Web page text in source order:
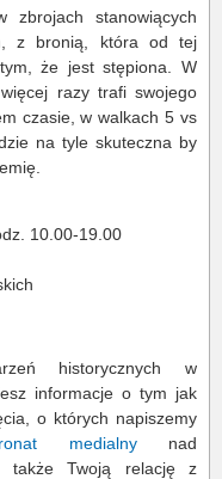
zbrojach stanowiących
z bronią, która od tej
że jest stępiona. W
razy trafi swojego
czasie, w walkach 5 vs
na tyle skuteczna by
10.00-19.00
historycznych w
informacje o tym jak
o których napiszemy
medialnynad
także Twoją relację z